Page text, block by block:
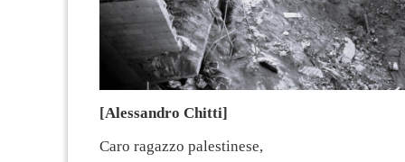
[Alessandro Chitti]
Caro ragazzo palestinese,